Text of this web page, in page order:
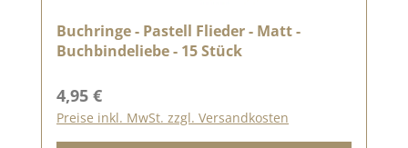
Buchringe - Pastell Flieder - Matt -
Buchbindeliebe - 15 Stück
Regulärer Preis:
4,95 €
Preise inkl. MwSt. zzgl. Versandkosten